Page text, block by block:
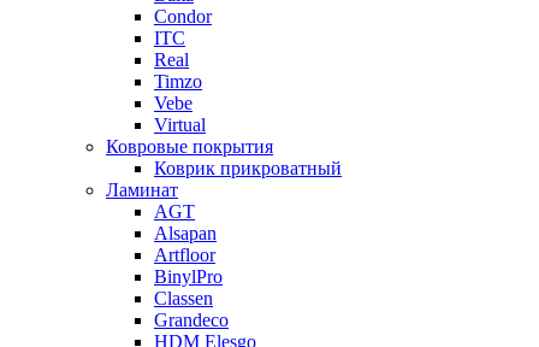
Condor
ITC
Real
Timzo
Vebe
Virtual
Ковровые покрытия
Коврик прикроватный
Ламинат
AGT
Alsapan
Artfloor
BinylPro
Classen
Grandeco
HDM Elesgo